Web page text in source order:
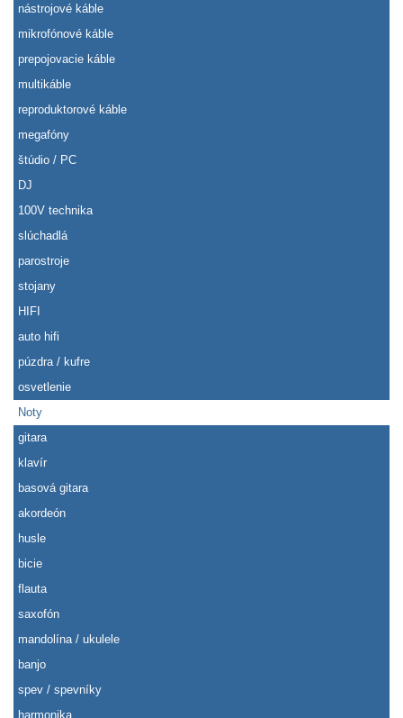
nástrojové káble
mikrofónové káble
prepojovacie káble
multikáble
reproduktorové káble
megafóny
štúdio / PC
DJ
100V technika
slúchadlá
parostroje
stojany
HIFI
auto hifi
púzdra / kufre
osvetlenie
Noty
gitara
klavír
basová gitara
akordeón
husle
bicie
flauta
saxofón
mandolína / ukulele
banjo
spev / spevníky
harmonika